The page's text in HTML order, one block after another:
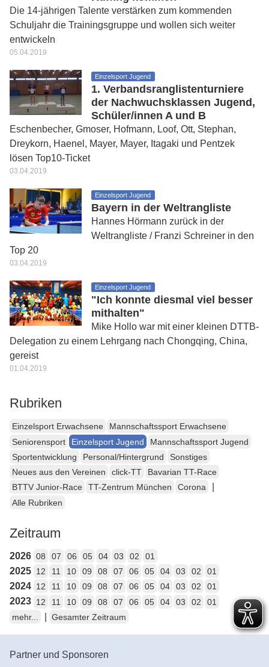
Die 14-jährigen Talente verstärken zum kommenden
Schuljahr die Trainingsgruppe und wollen sich weiter
entwickeln
05.04.2019
Einzelsport Jugend
1. Verbandsranglistenturniere
der Nachwuchsklassen Jugend,
Schüler/innen A und B
Eschenbecher, Gmoser, Hofmann, Loof, Ott, Stephan,
Dreykorn, Haenel, Mayer, Mayer, Itagaki und Pentzek
lösen Top10-Ticket
03.04.2019
Einzelsport Jugend
Bayern in der Weltrangliste
Hannes Hörmann zurück in der
Weltrangliste / Franzi Schreiner in den
Top 20
03.04.2019
Einzelsport Jugend
"Ich konnte diesmal viel besser
mithalten"
Mike Hollo war mit einer kleinen DTTB-
Delegation zu einem Lehrgang nach Chongqing, China,
gereist
01.04.2019
Rubriken
Einzelsport Erwachsene
Mannschaftssport Erwachsene
Seniorensport
Einzelsport Jugend
Mannschaftssport Jugend
Sportentwicklung
Personal/Hintergrund
Sonstiges
Neues aus den Vereinen
click-TT
Bavarian TT-Race
BTTV Junior-Race
TT-Zentrum München Corona
Alle Rubriken
Zeitraum
2026 08 07 06 05 04 03 02 01
2025 12 11 10 09 08 07 06 05 04 03 02 01
2024 12 11 10 09 08 07 06 05 04 03 02 01
2023 12 11 10 09 08 07 06 05 04 03 02
01
mehr...
Gesamter Zeitraum
Partner und Sponsoren